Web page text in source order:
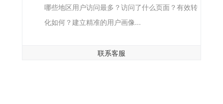
哪些地区用户访问最多？访问了什么页面？有效转
化如何？建立精准的用户画像...
联系客服